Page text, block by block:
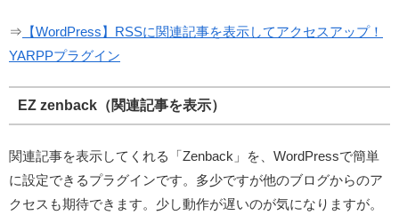
⇒ 【WordPress】RSSに関連記事を表示してアクセスアップ！
YARPPプラグイン
EZ zenback（関連記事を表示）
関連記事を表示してくれる「Zenback」を、WordPressで簡単
に設定できるプラグインです。多少ですが他のブログからのア
クセスも期待できます。少し動作が遅いのが気になりますが。